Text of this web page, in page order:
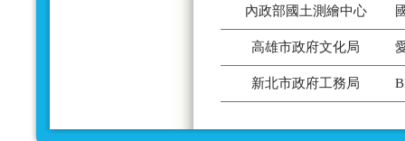
內政部國土測繪中心
高雄市政府文化局
新北市政府工務局